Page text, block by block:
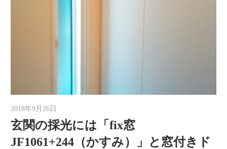
2018年9月26日
玄関の採光には「fix窓
JF1061+244（かすみ）」と窓付きド